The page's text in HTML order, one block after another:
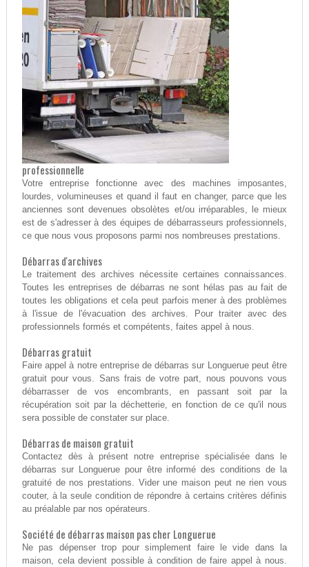
professionnelle
Votre entreprise fonctionne avec des machines imposantes,
lourdes, volumineuses et quand il faut en changer, parce que les
anciennes sont devenues obsolètes et/ou irréparables, le mieux
est de s'adresser à des équipes de débarrasseurs professionnels,
ce que nous vous proposons parmi nos nombreuses prestations.
Débarras d'archives
Le traitement des archives nécessite certaines connaissances.
Toutes les entreprises de débarras ne sont hélas pas au fait de
toutes les obligations et cela peut parfois mener à des problèmes
à l'issue de l'évacuation des archives. Pour traiter avec des
professionnels formés et compétents, faites appel à nous.
Débarras gratuit
Faire appel à notre entreprise de débarras sur Longuerue peut être
gratuit pour vous. Sans frais de votre part, nous pouvons vous
débarrasser de vos encombrants, en passant soit par la
récupération soit par la déchetterie, en fonction de ce qu'il nous
sera possible de constater sur place.
Débarras de maison gratuit
Contactez dès à présent notre entreprise spécialisée dans le
débarras sur Longuerue pour être informé des conditions de la
gratuité de nos prestations. Vider une maison peut ne rien vous
couter, à la seule condition de répondre à certains critères définis
au préalable par nos opérateurs.
Société de débarras maison pas cher Longuerue
Ne pas dépenser trop pour simplement faire le vide dans la
maison, cela devient possible à condition de faire appel à nous.